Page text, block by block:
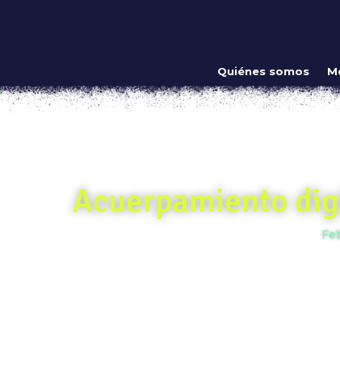
Quiénes somos
Acuerpamiento